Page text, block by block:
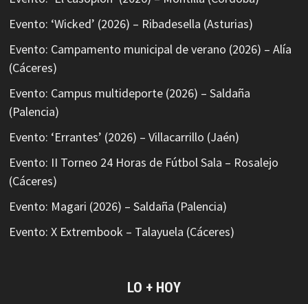
Evento: ‘Wicked’ (2026) – Ribadesella (Asturias)
Evento: Campamento municipal de verano (2026) – Alía
(Cáceres)
Evento: Campus multideporte (2026) – Saldaña
(Palencia)
Evento: ‘Errantes’ (2026) – Villacarrillo (Jaén)
Evento: II Torneo 24 Horas de Fútbol Sala – Rosalejo
(Cáceres)
Evento: Magari (2026) – Saldaña (Palencia)
Evento: X Extrembook – Talayuela (Cáceres)
LO + HOY